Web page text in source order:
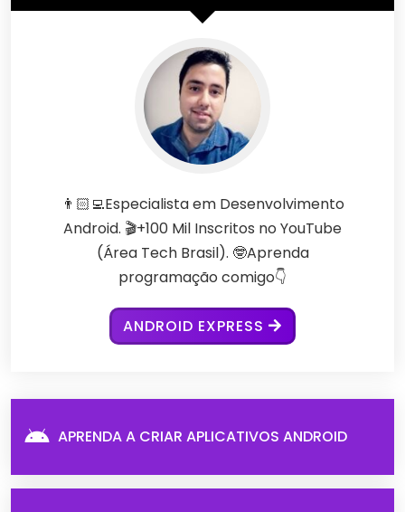
👨🏻‍💻Especialista em Desenvolvimento
Android. 🎬+100 Mil Inscritos no YouTube
(Área Tech Brasil). 🤓Aprenda
programação comigo👇
ANDROID EXPRESS
APRENDA A CRIAR APLICATIVOS ANDROID